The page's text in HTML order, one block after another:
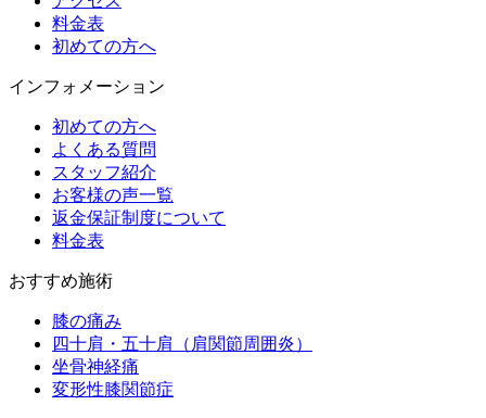
料金表
初めての方へ
インフォメーション
初めての方へ
よくある質問
スタッフ紹介
お客様の声一覧
返金保証制度について
料金表
おすすめ施術
膝の痛み
四十肩・五十肩（肩関節周囲炎）
坐骨神経痛
変形性膝関節症